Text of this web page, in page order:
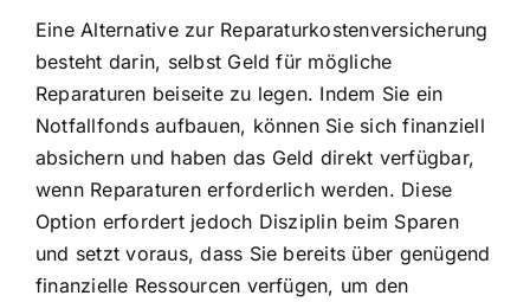
Eine Alternative zur Reparaturkostenversicherung
besteht darin, selbst Geld für mögliche
Reparaturen beiseite zu legen. Indem Sie ein
Notfallfonds aufbauen, können Sie sich finanziell
absichern und haben das Geld direkt verfügbar,
wenn Reparaturen erforderlich werden. Diese
Option erfordert jedoch Disziplin beim Sparen
und setzt voraus, dass Sie bereits über genügend
finanzielle Ressourcen verfügen, um den